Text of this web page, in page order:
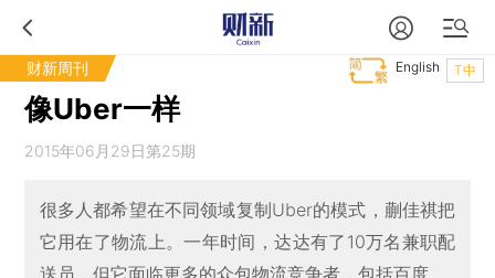
财新周刊 T中
English
像Uber一样
2015年06月29日第25期
很多人都希望在不同领域复制Uber的模式，蒯佳祺把
它用在了物流上。一年时间，达达有了10万名兼职配